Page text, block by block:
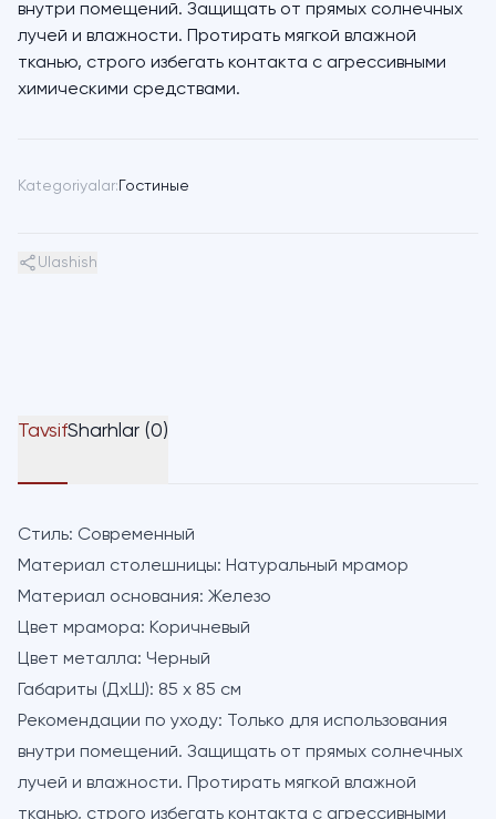
внутри помещений. Защищать от прямых солнечных
лучей и влажности. Протирать мягкой влажной
тканью, строго избегать контакта с агрессивными
химическими средствами.
Kategoriyalar: Гостиные
Ulashish
TavsifSharhlar (0)
Стиль: Современный
Материал столешницы: Натуральный мрамор
Материал основания: Железо
Цвет мрамора: Коричневый
Цвет металла: Черный
Габариты (ДхШ): 85 х 85 см
Рекомендации по уходу: Только для использования
внутри помещений. Защищать от прямых солнечных
лучей и влажности. Протирать мягкой влажной
тканью, строго избегать контакта с агрессивными